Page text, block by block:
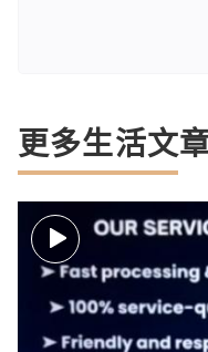
更多生活文